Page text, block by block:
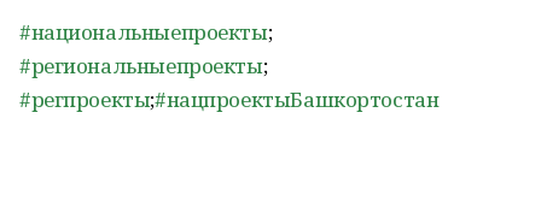
#национальныепроекты;
#региональныепроекты;
#регпроекты;#нацпроектыБашкортостан